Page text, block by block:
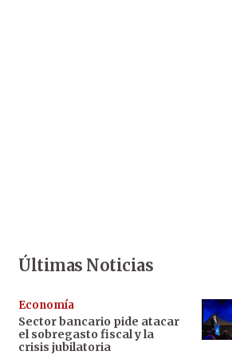
Últimas Noticias
Economía
Sector bancario pide atacar
el sobregasto fiscal y la
crisis jubilatoria